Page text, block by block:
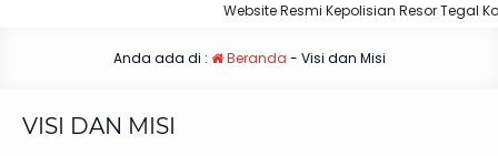
Website Resmi Kepolisian Resor Tegal
Anda ada di : Beranda - Visi dan Misi
VISI DAN MISI